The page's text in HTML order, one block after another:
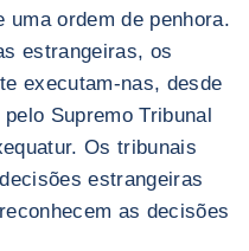
ordem de penhora.
estrangeiras, os
executam-nas, desde
Supremo Tribunal
Os tribunais
estrangeiras
as decisões